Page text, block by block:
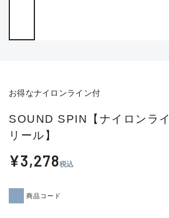
お得なナイロンライン付
SOUND SPIN【ナイロンラ
リール】
¥3,278税込
商品コード